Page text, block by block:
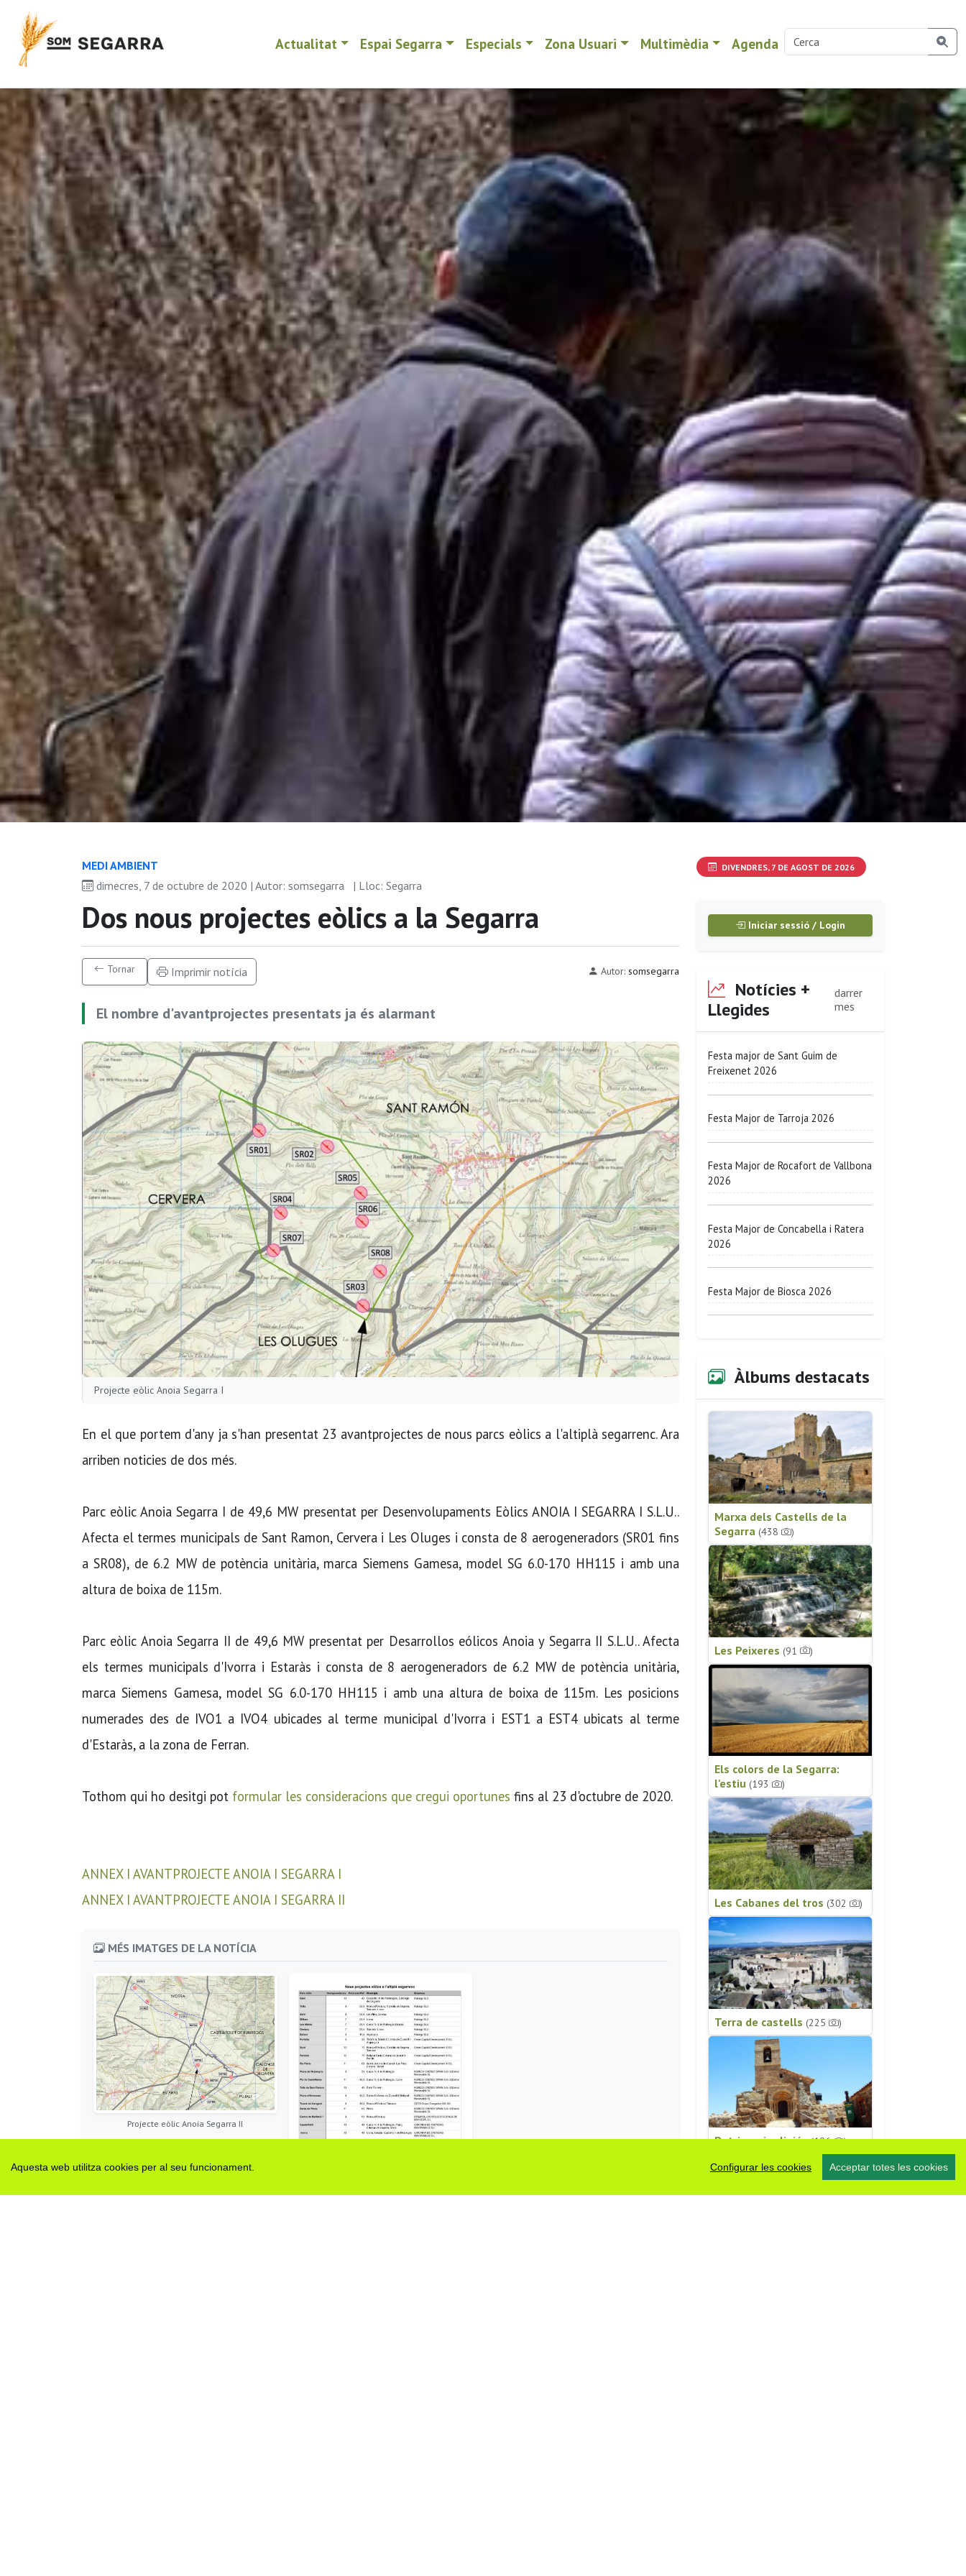
Aquesta web utilitza cookies per al seu funcionament. Configurar les cookies Acceptar totes les cookies
Actualitat Espai Segarra Especials Zona Usuari Multimèdia Agenda
MEDI AMBIENT
dimecres, 7 de octubre de 2020 | Autor: somsegarra
| Lloc: Segarra
Dos nous projectes eòlics a la Segarra
Tornar Imprimir notícia Autor: somsegarra
El nombre d'avantprojectes presentats ja és alarmant
Projecte eòlic Anoia Segarra I
En el que portem d'any ja s'han presentat 23 avantprojectes de nous parcs eòlics a l'altiplà segarrenc. Ara
arriben noticies de dos més.
Parc eòlic Anoia Segarra I de 49,6 MW presentat per Desenvolupaments Eòlics ANOIA I SEGARRA I S.L.U..
Afecta el termes municipals de Sant Ramon, Cervera i Les Oluges i consta de 8 aerogeneradors (SR01 fins
a SR08), de 6.2 MW de potència unitària, marca Siemens Gamesa, model SG 6.0-170 HH115 i amb una
altura de boixa de 115m.
Parc eòlic Anoia Segarra II de 49,6 MW presentat per Desarrollos eólicos Anoia y Segarra II S.L.U.. Afecta
els termes municipals d'Ivorra i Estaràs i consta de 8 aerogeneradors de 6.2 MW de potència unitària,
marca Siemens Gamesa, model SG 6.0-170 HH115 i amb una altura de boixa de 115m. Les posicions
numerades des de IVO1 a IVO4 ubicades al terme municipal d'Ivorra i EST1 a EST4 ubicats al terme
d'Estaràs, a la zona de Ferran.
Tothom qui ho desitgi pot formular les consideracions que cregui oportunes fins al 23 d'octubre de 2020.
ANNEX I AVANTPROJECTE ANOIA I SEGARRA I
ANNEX I AVANTPROJECTE ANOIA I SEGARRA II
MÉS IMATGES DE LA NOTÍCIA
Projecte eòlic Anoia Segarra II
DIVENDRES, 7 DE AGOST DE 2026
Iniciar sessió / Login
Notícies +
Llegides
darrer
mes
Festa major de Sant Guim de
Freixenet 2026
Festa Major de Tarroja 2026
Festa Major de Rocafort de Vallbona
2026
Festa Major de Concabella i Ratera
2026
Festa Major de Biosca 2026
Àlbums destacats
Marxa dels Castells de la
Segarra (438 )
Les Peixeres (91 )
Els colors de la Segarra:
l'estiu (193 )
Les Cabanes del tros (302 )
Terra de castells (225 )
Patrimoni religiós(196 )